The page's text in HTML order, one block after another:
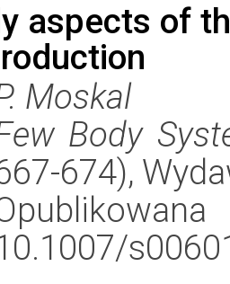
aspects of
Moskal
Body
674),